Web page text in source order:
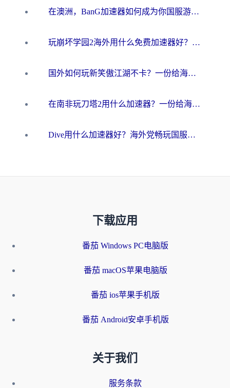
在澳洲，BanG加速器如何成为你国服游戏的“时光机”？
玩崩坏学园2海外用什么免费加速器好？2026海外党亲测国服游戏加速指南
国外如何玩新笑傲江湖不卡？一份给海外游子的终极网络指南
在南非玩刀塔2用什么加速器？一份给海外游子的终极生存指南
Dive用什么加速器好？海外党畅玩国服游戏的终极避坑指南
下载应用
番茄 Windows PC电脑版
番茄 macOS苹果电脑版
番茄 ios苹果手机版
番茄 Android安卓手机版
关于我们
服务条款